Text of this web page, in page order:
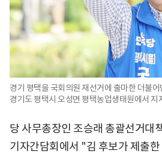
경기 평택을 국회의원 재선거에 출마한 더불
경기도 평택시 오성면 평택농업생태원에서
당 사무총장인 조승래 총괄선거대
기자간담회에서 "김 후보가 제출